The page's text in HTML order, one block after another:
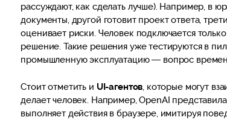
рассуждают, как сделать лучше). Например, в
документы, другой готовит проект ответа,
оценивает риски. Человек подключается
решение. Такие решения уже тестируются в
промышленную эксплуатацию — вопрос
Стоит отметить и UI-агентов , которые могут
делает человек. Например, OpenAI
выполняет действия в браузере, имитируя